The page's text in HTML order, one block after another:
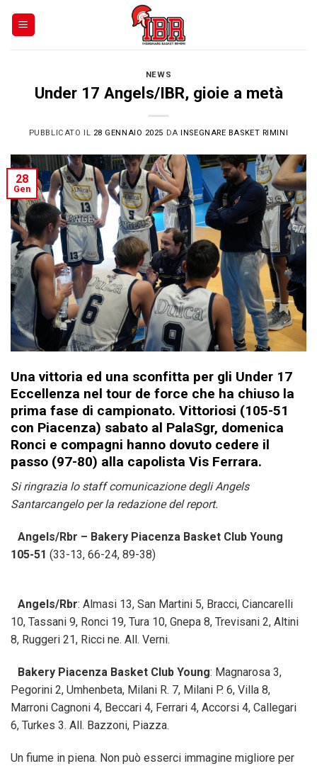
NEWS
Under 17 Angels/IBR, gioie a metà
PUBBLICATO IL 28 GENNAIO 2025 DAINSEGNARE BASKET RIMINI
28
Gen
Una vittoria ed una sconfitta per gli Under 17
Eccellenza nel tour de force che ha chiuso la
prima fase di campionato. Vittoriosi (105-51
con Piacenza) sabato al PalaSgr, domenica
Ronci e compagni hanno dovuto cedere il
passo (97-80) alla capolista Vis Ferrara.
Si ringrazia lo staff comunicazione degli Angels
Santarcangelo per la redazione del report.
Angels/Rbr – Bakery Piacenza Basket Club Young
105-51 (33-13, 66-24, 89-38)
Angels/Rbr: Almasi 13, San Martini 5, Bracci, Ciancarelli
10, Tassani 9, Ronci 19, Tura 10, Gnepa 8, Trevisani 2, Altini
8, Ruggeri 21, Ricci ne. All. Verni.
Bakery Piacenza Basket Club Young: Magnarosa 3,
Pegorini 2, Umhenbeta, Milani R. 7, Milani P. 6, Villa 8,
Marroni Cagnoni 4, Beccari 4, Ferrari 4, Accorsi 4, Callegari
6, Turkes 3. All. Bazzoni, Piazza.
Un fiume in piena. Non può esserci immagine migliore per